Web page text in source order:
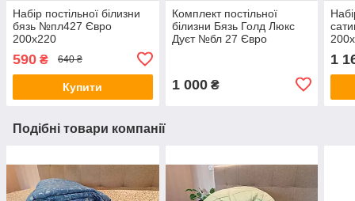
Набір постільної білизни
бязь №пл427 Євро
200х220
590 ₴ 640 ₴
Купити
Комплект постільної
білизни Бязь Голд Люкс
Дуєт №бл 27 Євро
1 000₴
1
Подібні товари компанії